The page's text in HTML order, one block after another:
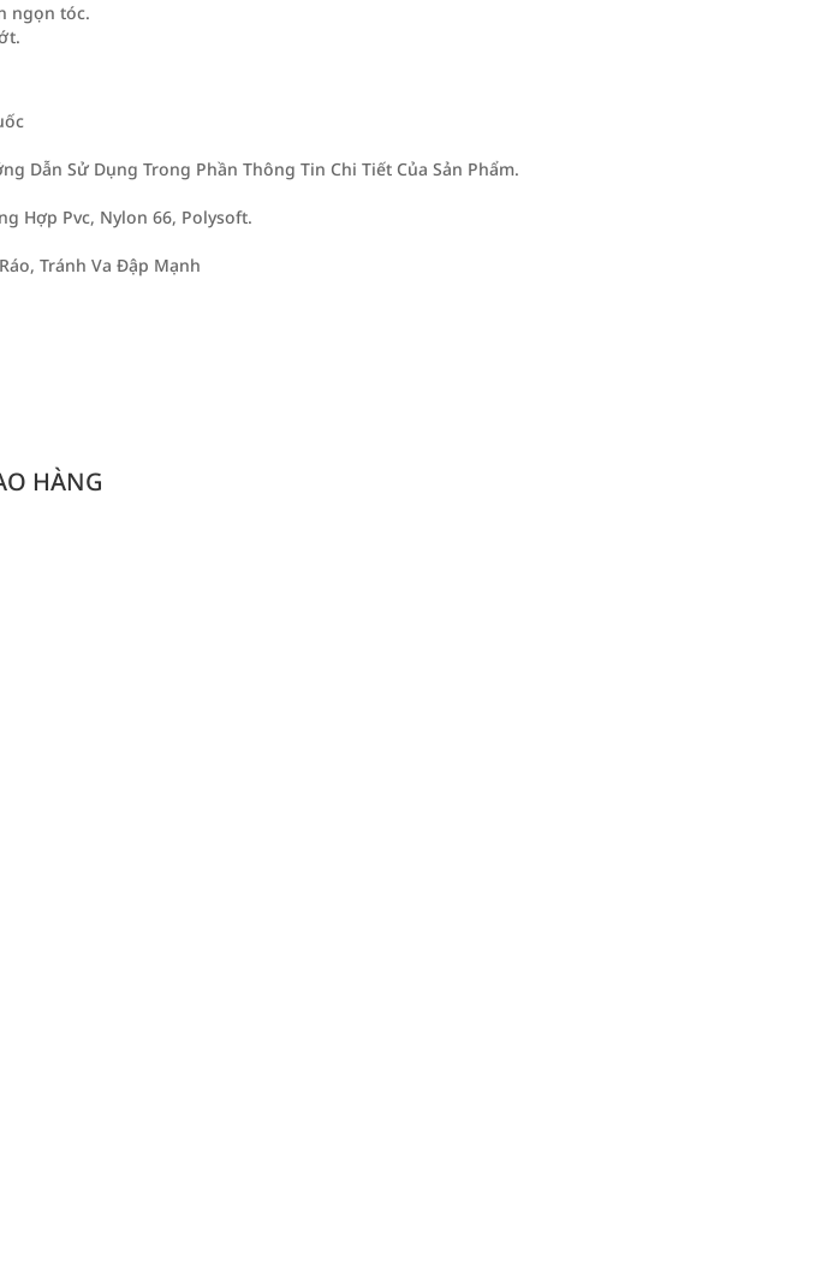
ngọn tóc.
Dẫn Sử Dụng Trong Phần Thông Tin Chi Tiết Của Sản Phẩm.
Hợp Pvc, Nylon 66, Polysoft.
Tránh Va Đập Mạnh
HÀNG